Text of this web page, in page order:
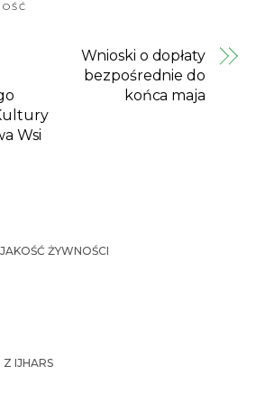
Wsi
Wnioski o dopłaty
bezpośrednie do
końca maja
ŻYWNOŚCI
IJHARS